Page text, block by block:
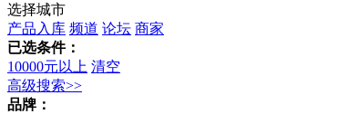
选择城市
产品入库 频道 论坛 商家
已选条件：
10000元以上 清空
高级搜索>>
品牌：